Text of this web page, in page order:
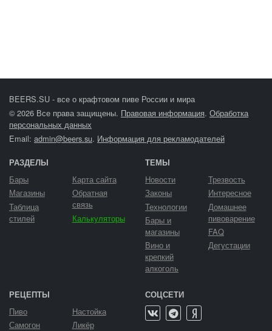
BEERS.SU - все о крафтовом пиве России и мира
© 2026 Все права защищены. Правовая информация. Обработка
персональных данных
Email: admin@beers.su. Информация для рекламодателей
РАЗДЕЛЫ
Бары
Магазины
Таблица
стилей
Карта сайта
Обратная
связь
Калькуляторы
ТЕМЫ
Новости
Законы
Технологии
Бары и
магазины
Вино и
крепкий
алкоголь
Трезвость
Интересное
Домашнее
пивоварение
FAQ
Дегустации
РЕЦЕПТЫ
Пиво
Самогон
Настойка
Ликёр
СОЦСЕТИ